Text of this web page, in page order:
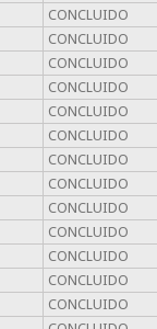
CONCLUIDO
CONCLUIDO
CONCLUIDO
CONCLUIDO
CONCLUIDO
CONCLUIDO
CONCLUIDO
CONCLUIDO
CONCLUIDO
CONCLUIDO
CONCLUIDO
CONCLUIDO
CONCLUIDO